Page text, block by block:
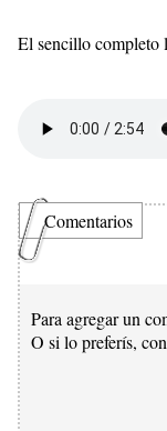
El sencillo completo
Comentarios
Para agregar un
O si lo preferís, con